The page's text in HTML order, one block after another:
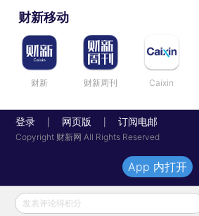
财新移动
财新 财新周刊 Caixin
登录 网页版 订阅电邮
Copyright 财新网 All Rights Reserved
发表评论得积分
App 内打开